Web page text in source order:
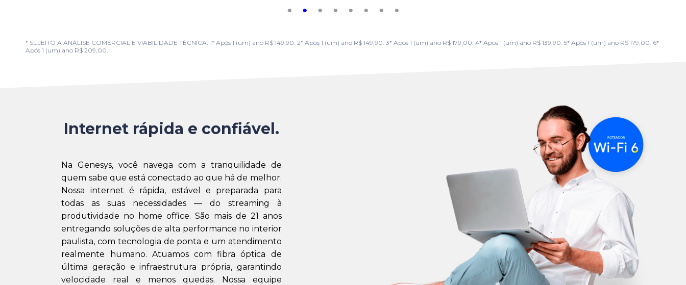
* SUJEITO A ANÁLISE COMERCIAL E VIABILIDADE TÉCNICA. 1* Após 1 (um) ano R$ 149,90. 2* Após 1 (um) ano R$ 149,90. 3* Após 1 (um) ano R$ 179,00. 4* Após 1 (um) ano R$ 139,90. 5* Após 1 (um) ano R$ 179,00. 6*
Após 1 (um) ano R$ 209,00.
Internet rápida e confiável.
Na Genesys, você navega com a tranquilidade de
quem sabe que está conectado ao que há de melhor.
Nossa internet é rápida, estável e preparada para
todas as suas necessidades — do streaming à
produtividade no home office. São mais de 21 anos
entregando soluções de alta performance no interior
paulista, com tecnologia de ponta e um atendimento
realmente humano. Atuamos com fibra óptica de
última geração e infraestrutura própria, garantindo
velocidade real e menos quedas. Nossa equipe